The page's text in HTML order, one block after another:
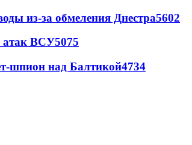
из-за обмеления Днестра5602
атак ВСУ5075
шпион над Балтикой4734